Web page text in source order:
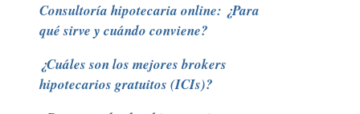
Consultoría hipotecaria online: ¿Para
qué sirve y cuándo conviene?
¿Cuáles son los mejores brokers
hipotecarios gratuitos (ICIs)?